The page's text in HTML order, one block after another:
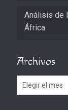
Análisis de
África
Archivos
Archivos